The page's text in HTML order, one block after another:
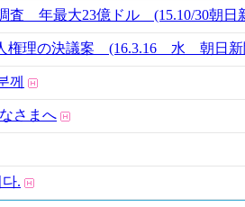
年最大23億ドル (15.10/30朝日
権理の決議案 (16.3.16 水 朝日新
께
さまへ
.